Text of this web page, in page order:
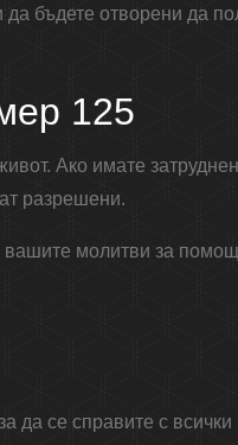
бъдете отворени да
125
Ако имате
разрешени.
вашите молитви за
да се справите с